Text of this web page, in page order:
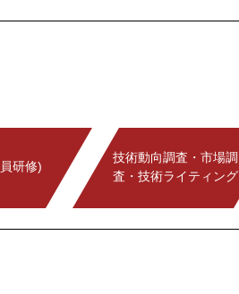
研修)
技術動向調査・市場調
査・技術ライティング